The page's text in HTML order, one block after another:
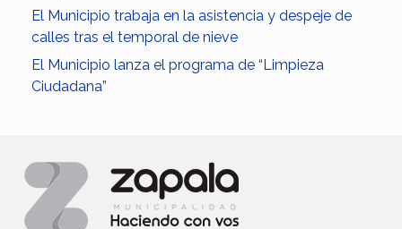
El Municipio trabaja en la asistencia y despeje de
calles tras el temporal de nieve
El Municipio lanza el programa de “Limpieza
Ciudadana”